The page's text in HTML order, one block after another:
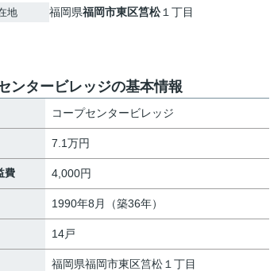
地 福岡県福岡市東区筥松１丁目
ンタービレッジの基本情報
コープセンタービレッジ
7.1万円
費 4,000円
1990年8月（築36年）
14戸
福岡県福岡市東区筥松 １丁目